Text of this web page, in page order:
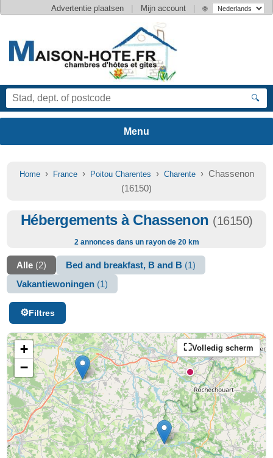
Advertentie plaatsen | Mijn account | 🌐
🔍
Home› France› Poitou Charentes › Charente› Chassenon
(16150)
Hébergements à Chassenon (16150)
2 annonces dans un rayon de 20 km
Alle (2) Bed and breakfast, B and B (1)
Vakantiewoningen (1)
Filtres
Volledig scherm
+
−